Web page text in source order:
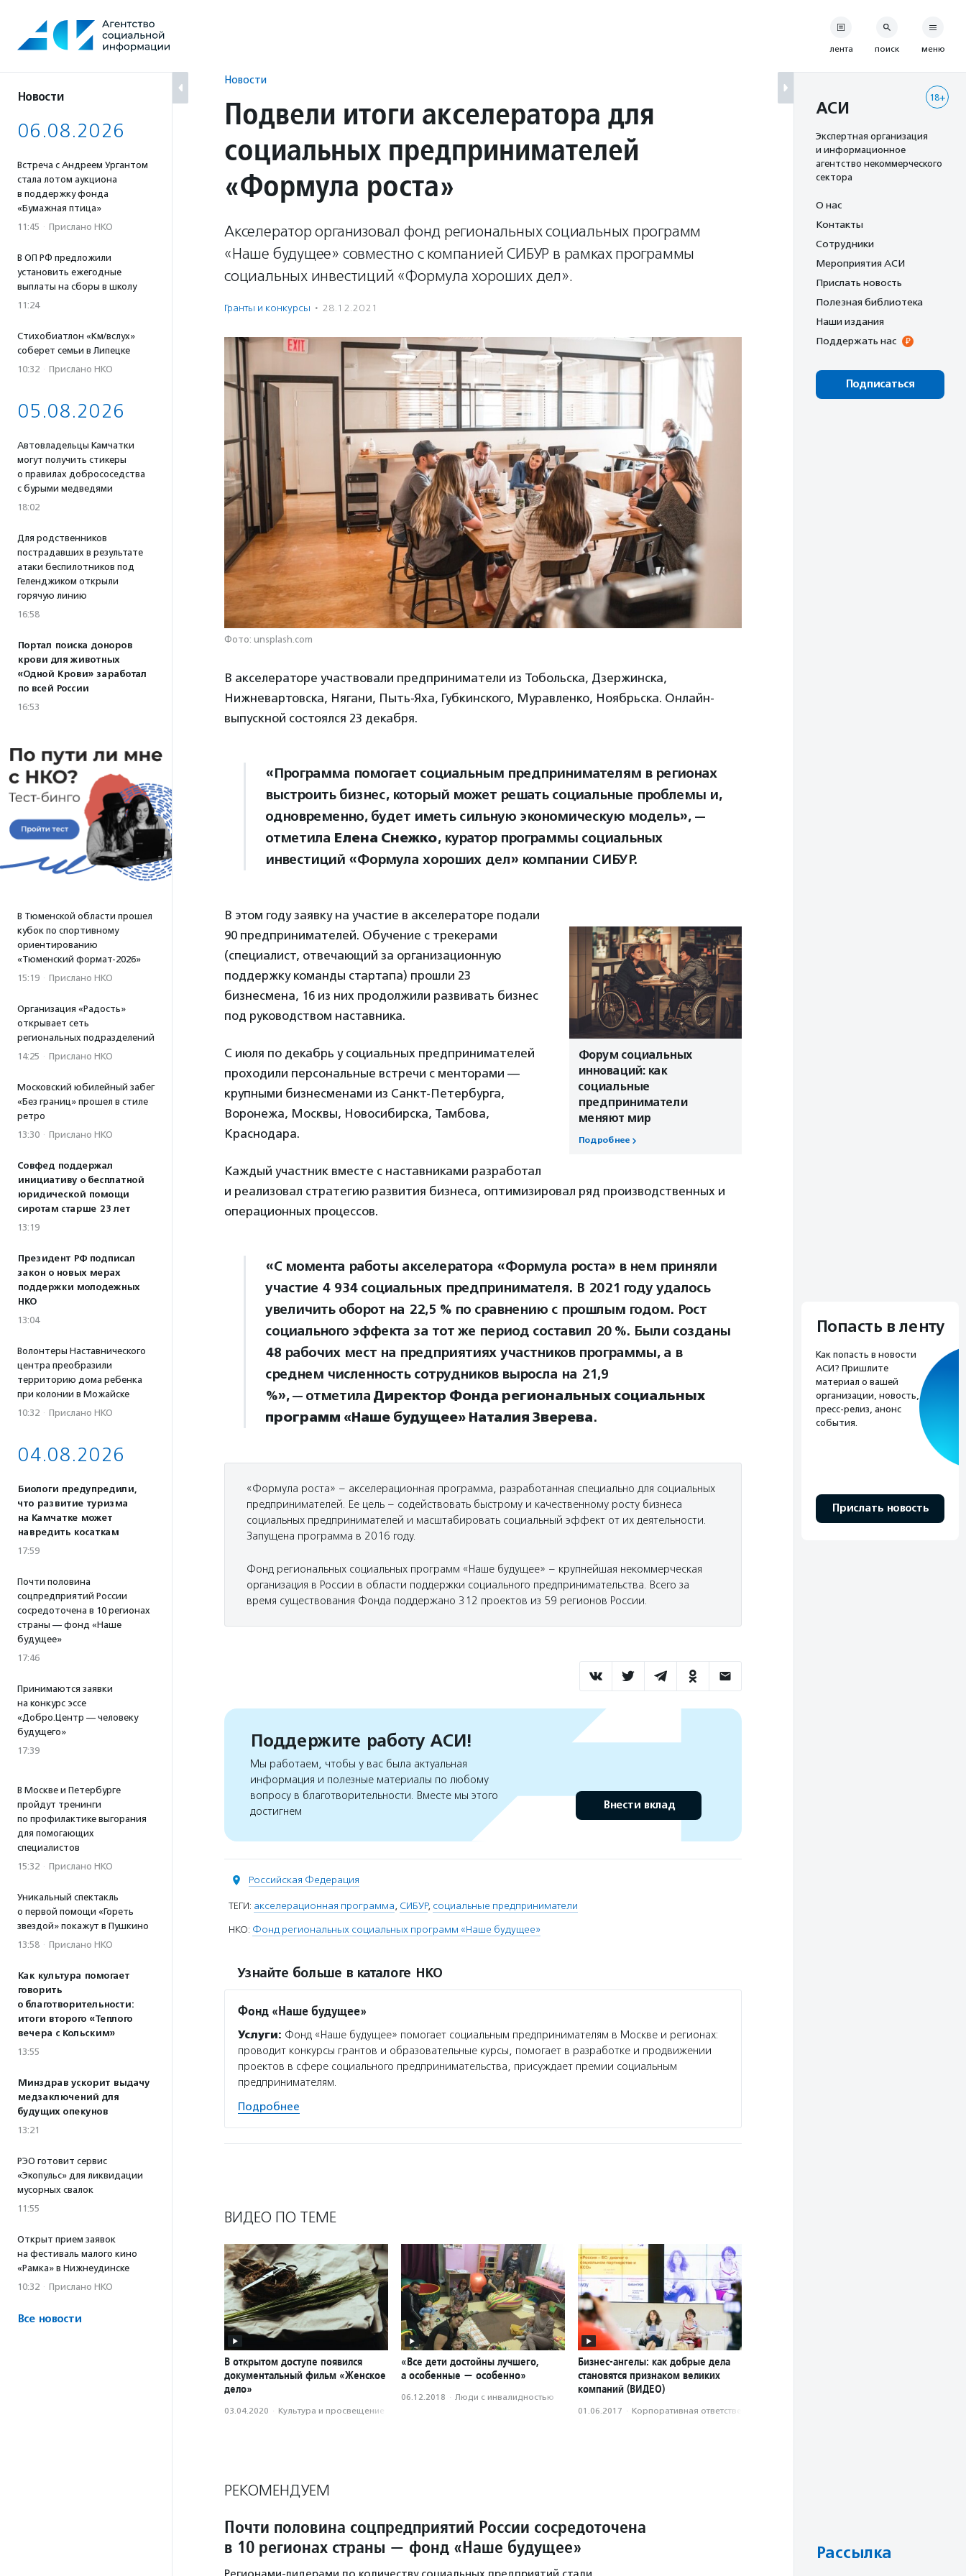
содержанию
Новости
06.08.2026
Встреча с Андреем Ургантом
стала лотом аукциона
в поддержку фонда
«Бумажная птица»
11:45 · Прислано НКО
В ОП РФ предложили
установить ежегодные
выплаты на сборы в школу
11:24
Стихобиатлон «Км/вслух»
соберет семьи в Липецке
10:32 · Прислано НКО
05.08.2026
Автовладельцы Камчатки
могут получить стикеры
о правилах добрососедства
с бурыми медведями
18:02
Для родственников
пострадавших в результате
атаки беспилотников под
Геленджиком открыли
горячую линию
16:58
Портал поиска доноров
крови для животных
«Одной Крови» заработал
по всей России
16:53
В Тюменской области прошел
кубок по спортивному
ориентированию
«Тюменский формат-2026»
15:19 · Прислано НКО
Организация «Радость»
открывает сеть
региональных подразделений
14:25 · Прислано НКО
Московский юбилейный забег
«Без границ» прошел в стиле
ретро
13:30 · Прислано НКО
Совфед поддержал
инициативу о бесплатной
юридической помощи
сиротам старше 23 лет
13:19
Президент РФ подписал
закон о новых мерах
поддержки молодежных
НКО
13:04
Волонтеры Наставнического
центра преобразили
территорию дома ребенка
при колонии в Можайске
10:32 · Прислано НКО
04.08.2026
Биологи предупредили,
что развитие туризма
на Камчатке может
навредить косаткам
17:59
Почти половина
соцпредприятий России
сосредоточена в 10 регионах
страны — фонд «Наше
будущее»
17:46
Принимаются заявки
на конкурс эссе
«Добро.Центр — человеку
будущего»
17:39
В Москве и Петербурге
пройдут тренинги
по профилактике выгорания
для помогающих
специалистов
15:32 · Прислано НКО
Уникальный спектакль
о первой помощи «Гореть
звездой» покажут в Пушкино
13:58 · Прислано НКО
Как культура помогает
говорить
о благотворительности:
итоги второго «Теплого
вечера с Кольским»
13:55
Минздрав ускорит выдачу
медзаключений для
будущих опекунов
13:21
РЭО готовит сервис
«Экопульс» для ликвидации
мусорных свалок
11:55
Открыт прием заявок
на фестиваль малого кино
«Рамка» в Нижнеудинске
10:32 · Прислано НКО
Все новости
Новости
Подвели итоги акселератора для
социальных предпринимателей
«Формула роста»
Акселератор организовал фонд региональных социальных программ
«Наше будущее» совместно с компанией СИБУР в рамках программы
социальных инвестиций «Формула хороших дел».
Гранты и конкурсы · 28.12.2021
Фото: unsplash.com
В акселераторе участвовали предприниматели из Тобольска, Дзержинска,
Нижневартовска, Нягани, Пыть-Яха, Губкинского, Муравленко, Ноябрьска. Онлайн-
выпускной состоялся 23 декабря.
«Программа помогает социальным предпринимателям в регионах
выстроить бизнес, который может решать социальные проблемы и,
одновременно, будет иметь сильную экономическую модель», —
отметила Елена Снежко, куратор программы социальных
инвестиций «Формула хороших дел» компании СИБУР.
Форум социальных
инноваций: как
социальные
предприниматели
меняют мир
Подробнее
В этом году заявку на участие в акселераторе подали
90 предпринимателей. Обучение с трекерами
(специалист, отвечающий за организационную
поддержку команды стартапа) прошли 23
бизнесмена, 16 из них продолжили развивать бизнес
под руководством наставника.
С июля по декабрь у социальных предпринимателей
проходили персональные встречи с менторами —
крупными бизнесменами из Санкт-Петербурга,
Воронежа, Москвы, Новосибирска, Тамбова,
Краснодара.
Каждый участник вместе с наставниками разработал
и реализовал стратегию развития бизнеса, оптимизировал ряд производственных и
операционных процессов.
«С момента работы акселератора «Формула роста» в нем приняли
участие 4 934 социальных предпринимателя. В 2021 году удалось
увеличить оборот на 22,5 % по сравнению с прошлым годом. Рост
социального эффекта за тот же период составил 20 %. Были созданы
48 рабочих мест на предприятиях участников программы, а в
среднем численность сотрудников выросла на 21,9
%», — отметила Директор Фонда региональных социальных
программ «Наше будущее» Наталия Зверева.
«Формула роста» – акселерационная программа, разработанная специально для социальных
предпринимателей. Ее цель – содействовать быстрому и качественному росту бизнеса
социальных предпринимателей и масштабировать социальный эффект от их деятельности.
Запущена программа в 2016 году.
Фонд региональных социальных программ «Наше будущее» – крупнейшая некоммерческая
организация в России в области поддержки социального предпринимательства. Всего за
время существования Фонда поддержано 312 проектов из 59 регионов России.
Поддержите работу АСИ!
Мы работаем, чтобы у вас была актуальная
информация и полезные материалы по любому
вопросу в благотворительности. Вместе мы этого
достигнем
Внести вклад
Российская Федерация
ТЕГИ: акселерационная программа, СИБУР, социальные предприниматели
НКО: Фонд региональных социальных программ «Наше будущее»
Узнайте больше в каталоге НКО
Фонд «Наше будущее»
Услуги: Фонд «Наше будущее» помогает социальным предпринимателям в Москве и регионах:
проводит конкурсы грантов и образовательные курсы, помогает в разработке и продвижении
проектов в сфере социального предпринимательства, присуждает премии социальным
предпринимателям.
Подробнее
ВИДЕО ПО ТЕМЕ
В открытом доступе появился
документальный фильм «Женское
дело»
03.04.2020 · Культура и просвещение
«Все дети достойны лучшего,
а особенные — особенно»
06.12.2018 · Люди с инвалидностью
Бизнес-ангелы: как добрые дела
становятся признаком великих
компаний (ВИДЕО)
01.06.2017 · Корпоративная ответственность
РЕКОМЕНДУЕМ
Почти половина соцпредприятий России сосредоточена
в 10 регионах страны — фонд «Наше будущее»
лента поиск меню
18+
АСИ
Экспертная организация
и информационное
агентство некоммерческого
сектора
О нас
Контакты
Сотрудники
Мероприятия АСИ
Прислать новость
Полезная библиотека
Наши издания
Поддержать нас
Подписаться
Попасть в ленту
Как попасть в новости
АСИ? Пришлите
материал о вашей
организации, новость,
пресс-релиз, анонс
события.
Прислать новость
Рассылка